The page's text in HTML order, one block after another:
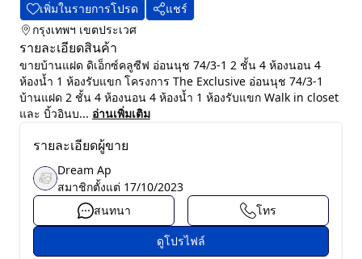
เพิ่มในรายการโปรด
แชร์
กรุงเทพฯ เขตประเวศ
รายละเอียดสินค้า
ขายบ้านแฝด ดิเอ็กซ์คลูซีฟ อ่อนนุช 74/3-1 2 ชั้น 4 ห้องนอน 4
ห้องน้ำ 1 ห้องรับแขก โครงการ The Exclusive อ่อนนุช 74/3-1
บ้านแฝด 2 ชั้น 4 ห้องนอน 4 ห้องน้ำ 1 ห้องรับแขก Walk in closet
และ บิ้วอินบ... อ่านเพิ่มเติม
รายละเอียดผู้ขาย
Dream Ap
สมาชิกตั้งแต่ 17/10/2023
สนทนา
โทร
ดูโปรไฟล์